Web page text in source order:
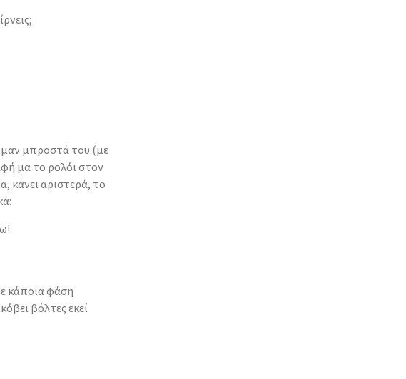
μπροστά του (με
μα το ρολόι στον
κάνει αριστερά, το
κάποια φάση
βόλτες εκεί